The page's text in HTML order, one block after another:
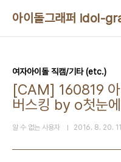
아이돌그래퍼 idol-
여자아이돌 직캠/기타 (etc.)
[CAM] 160819
버스킹 by o첫눈
알 수 없는 사용자 2016. 8. 20.